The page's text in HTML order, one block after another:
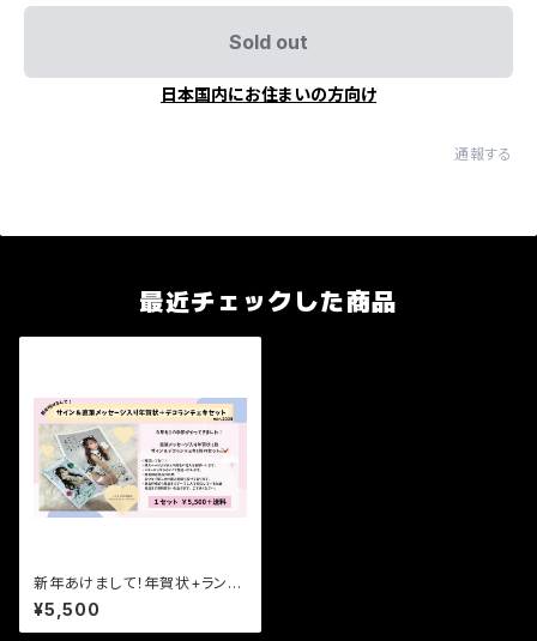
Sold out
日本国内にお住まいの方向け
通報する
最近チェックした商品
新年あけまして！年賀状+ランチ
ェキセット2025
¥5,500